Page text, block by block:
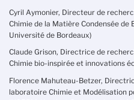
Cyril Aymonier, Directeur de
Chimie de la Matière Condensée de
Université de Bordeaux)
Claude Grison, Directrice de
Chimie bio-inspirée et innovations
Florence Mahuteau-Betzer,
laboratoire Chimie et Modélisation